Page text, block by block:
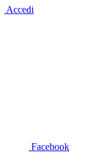
Accedi
Facebook